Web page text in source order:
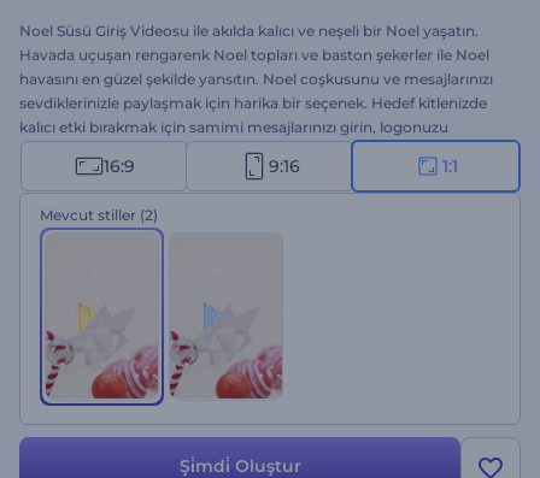
Noel Süsü Giriş Videosu ile akılda kalıcı ve neşeli bir Noel yaşatın.
Havada uçuşan rengarenk Noel topları ve baston şekerler ile Noel
havasını en güzel şekilde yansıtın. Noel coşkusunu ve mesajlarınızı
sevdiklerinizle paylaşmak için harika bir seçenek. Hedef kitlenizde
kalıcı etki bırakmak için samimi mesajlarınızı girin, logonuzu
yükleyin ve bir arkaplan müziği ekleyin. Neşeli introlar, tebrik
videoları, Noel davetiyeleri vb. birçok proje için ihtiyaçlarınızı
karşılıyor. Hemen oluşturun!
16:9 9:16 1:1
Mevcut stiller (2)
Şi̇mdi̇ Oluştur